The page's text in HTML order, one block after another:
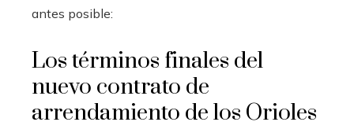
antes posible:
Los términos finales del
nuevo contrato de
arrendamiento de los Orioles